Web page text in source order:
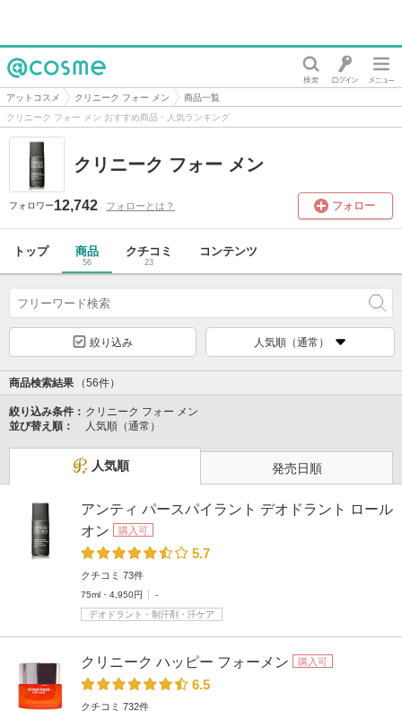
@cosme
アットコスメ クリニーク フォー メン
商品一覧
クリニーク フォー メン おすすめ商品・人気ランキング
クリニーク フォー メン
フォロワー12,742 フォローとは？ フォロー
トップ 商品
56
クチコミ
23
コンテンツ
絞り込み 人気順（通常）
商品検索結果 （56件）
絞り込み条件： クリニーク フォー メン
並び替え順：
人気順（通常）
人気順 発売日順
アンティ パースパイラント デオドラント ロール
オン
購入可
5.7
クチコミ 73件
75ml・4,950円
-
デオドラント・制汗剤・汗ケア
クリニーク ハッピー フォーメン 購入可
6.5
クチコミ 732件